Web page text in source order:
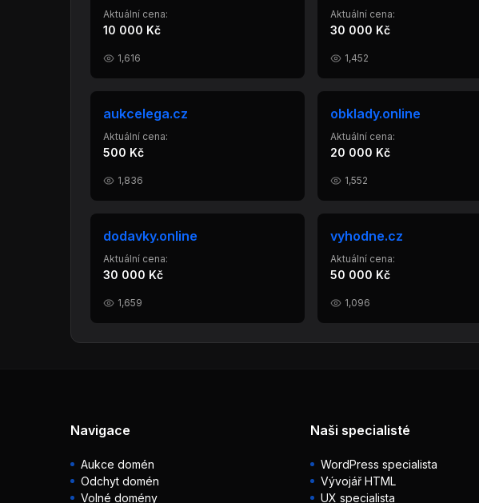
Aktuální cena:
10 000 Kč
1,616
Aktuální cena:
30 000 Kč
1,452
aukcelega.cz
Aktuální cena:
500 Kč
1,836
obklady.online
Aktuální cena:
20 000 Kč
1,552
dodavky.online
Aktuální cena:
30 000 Kč
1,659
vyhodne.cz
Aktuální cena:
50 000 Kč
1,096
Navigace
Aukce domén
Odchyt domén
Volné domény
Naši specialisté
WordPress specialista
Vývojář HTML
UX specialista